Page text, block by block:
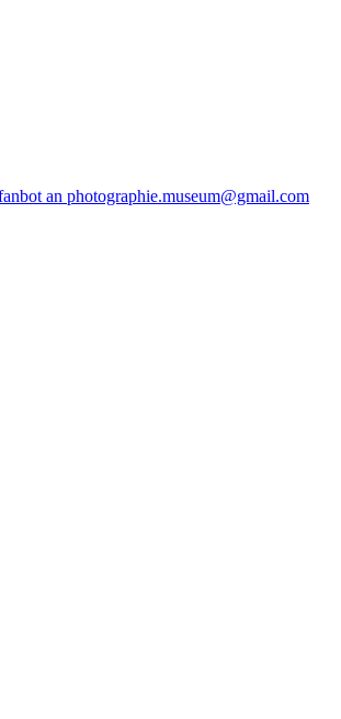
an photographie.museum@gmail.com